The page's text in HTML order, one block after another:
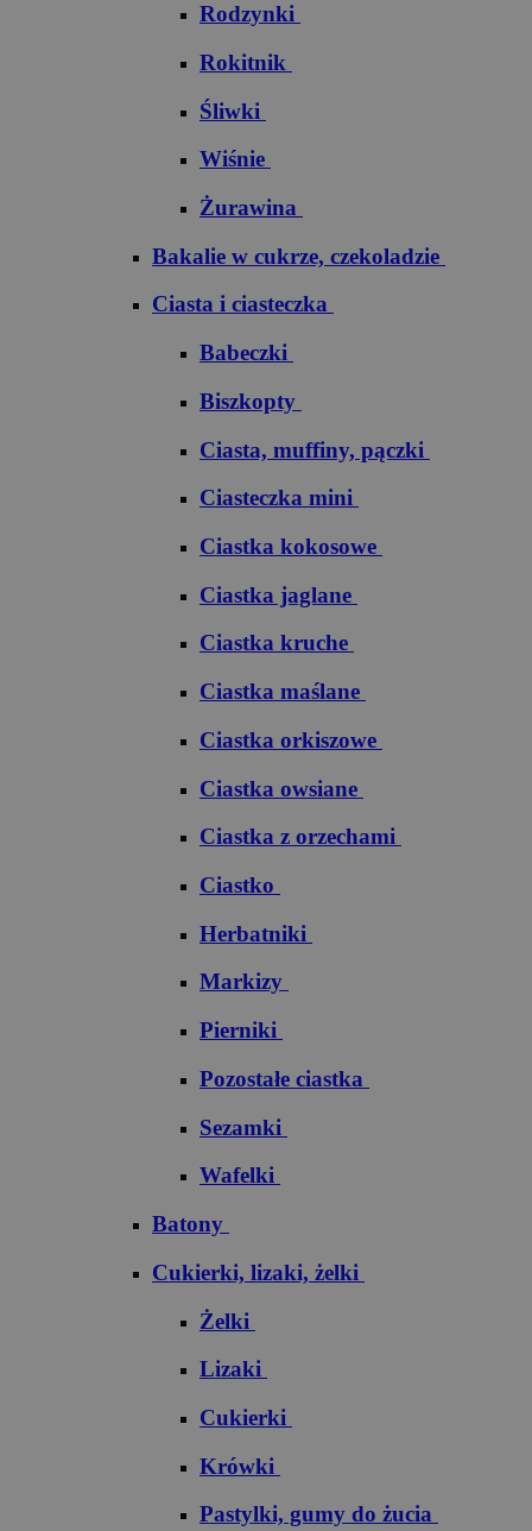
Rodzynki
Rokitnik
Śliwki
Wiśnie
Żurawina
Bakalie w cukrze, czekoladzie
Ciasta i ciasteczka
Babeczki
Biszkopty
Ciasta, muffiny, pączki
Ciasteczka mini
Ciastka kokosowe
Ciastka jaglane
Ciastka kruche
Ciastka maślane
Ciastka orkiszowe
Ciastka owsiane
Ciastka z orzechami
Ciastko
Herbatniki
Markizy
Pierniki
Pozostałe ciastka
Sezamki
Wafelki
Batony
Cukierki, lizaki, żelki
Żelki
Lizaki
Cukierki
Krówki
Pastylki, gumy do żucia